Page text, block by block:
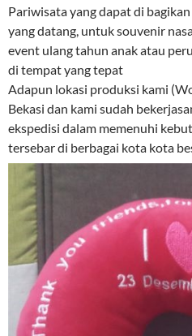
Pariwisata yang dapat di
yang datang, untuk souvenir
event ulang tahun anak atau
di tempat yang tepat
Adapun lokasi produksi kami
Bekasi dan kami sudah
ekspedisi dalam memenuhi
tersebar di berbagai kota kota